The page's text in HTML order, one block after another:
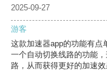
2025-09-27
游客
这款加速器app的功能有点
一个自动切换线路的功能
路，从而获得更好的加速效